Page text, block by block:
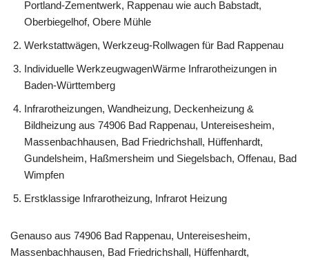
Portland-Zementwerk, Rappenau wie auch Babstadt,
Oberbiegelhof, Obere Mühle
Werkstattwägen, Werkzeug-Rollwagen für Bad Rappenau
Individuelle WerkzeugwagenWärme Infrarotheizungen in
Baden-Württemberg
Infrarotheizungen, Wandheizung, Deckenheizung &
Bildheizung aus 74906 Bad Rappenau, Untereisesheim,
Massenbachhausen, Bad Friedrichshall, Hüffenhardt,
Gundelsheim, Haßmersheim und Siegelsbach, Offenau, Bad
Wimpfen
Erstklassige Infrarotheizung, Infrarot Heizung
Genauso aus 74906 Bad Rappenau, Untereisesheim,
Massenbachhausen, Bad Friedrichshall, Hüffenhardt,